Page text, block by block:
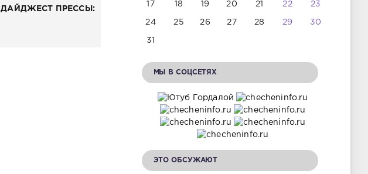
ДАЙДЖЕСТ ПРЕССЫ:
17 18 19 20 21 22 23
24 25 26 27 28 29 30
31
МЫ В СОЦСЕТЯХ
ЭТО ОБСУЖАЮТ